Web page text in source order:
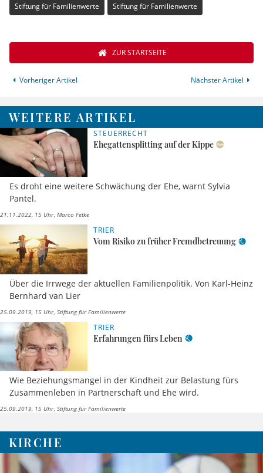
Stiftung für Familienwerte Stiftung für Familienwerte
Vorheriger Artikel
ZUR STARTSEITE
Nächster Artikel
WEITERE ARTIKEL
STEUERRECHT
Ehegattensplitting auf der Kippe
Es droht eine weitere Schwächung der Ehe, warnt Sylvia
Pantel.
21.11.2022, 15 Uhr Marco Fetke
TRIER
Vom Risiko zu früher Fremdbetreuung
Über die Irrwege der aktuellen Familienpolitik. Von Karl-Heinz
Bernhard van Lier
25.09.2019, 15 Uhr Stiftung für Familienwerte
TRIER
Erfahrungen fürs Leben
Wie Beziehungsmangel in der Kindheit zur Belastung fürs
Zusammenleben in Partnerschaft und Ehe wird.
25.09.2019, 15 Uhr Stiftung für Familienwerte
KIRCHE